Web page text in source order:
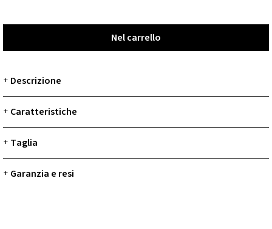
Nel carrello
Nel carrello
+ Descrizione
+ Caratteristiche
+ Taglia
+ Garanzia e resi